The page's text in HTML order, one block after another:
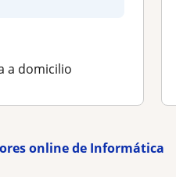
a domicilio
online de Informática